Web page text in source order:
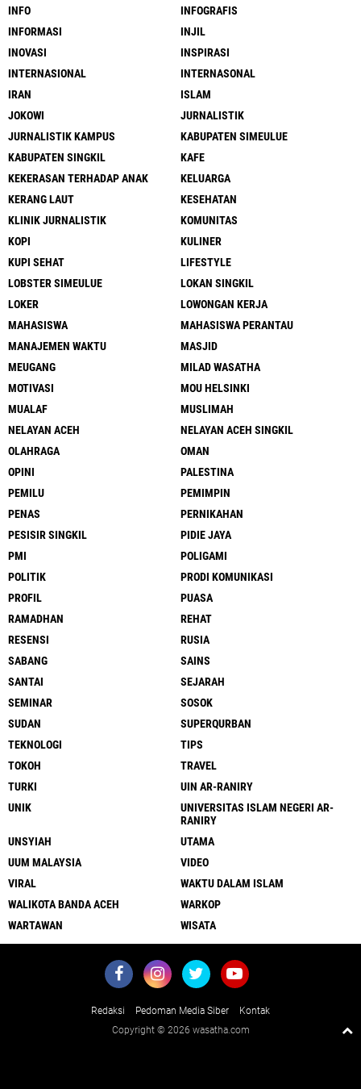
INFO
INFOGRAFIS
INFORMASI
INJIL
INOVASI
INSPIRASI
INTERNASIONAL
INTERNASONAL
IRAN
ISLAM
JOKOWI
JURNALISTIK
JURNALISTIK KAMPUS
KABUPATEN SIMEULUE
KABUPATEN SINGKIL
KAFE
KEKERASAN TERHADAP ANAK
KELUARGA
KERANG LAUT
KESEHATAN
KLINIK JURNALISTIK
KOMUNITAS
KOPI
KULINER
KUPI SEHAT
LIFESTYLE
LOBSTER SIMEULUE
LOKAN SINGKIL
LOKER
LOWONGAN KERJA
MAHASISWA
MAHASISWA PERANTAU
MANAJEMEN WAKTU
MASJID
MEUGANG
MILAD WASATHA
MOTIVASI
MOU HELSINKI
MUALAF
MUSLIMAH
NELAYAN ACEH
NELAYAN ACEH SINGKIL
OLAHRAGA
OMAN
OPINI
PALESTINA
PEMILU
PEMIMPIN
PENAS
PERNIKAHAN
PESISIR SINGKIL
PIDIE JAYA
PMI
POLIGAMI
POLITIK
PRODI KOMUNIKASI
PROFIL
PUASA
RAMADHAN
REHAT
RESENSI
RUSIA
SABANG
SAINS
SANTAI
SEJARAH
SEMINAR
SOSOK
SUDAN
SUPERQURBAN
TEKNOLOGI
TIPS
TOKOH
TRAVEL
TURKI
UIN AR-RANIRY
UNIK
UNIVERSITAS ISLAM NEGERI AR-
RANIRY
UNSYIAH
UTAMA
UUM MALAYSIA
VIDEO
VIRAL
WAKTU DALAM ISLAM
WALIKOTA BANDA ACEH
WARKOP
WARTAWAN
WISATA
Redaksi Pedoman Media Siber
Kontak
Copyright © 2026 wasatha.com